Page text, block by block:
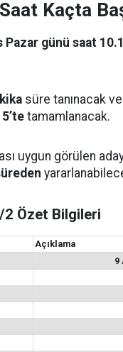
Kaçta
Pazar günü saat
süre tanınacak
tamamlanacak.
uygun görülen
2 Özet Bilgileri
Açıklama
9